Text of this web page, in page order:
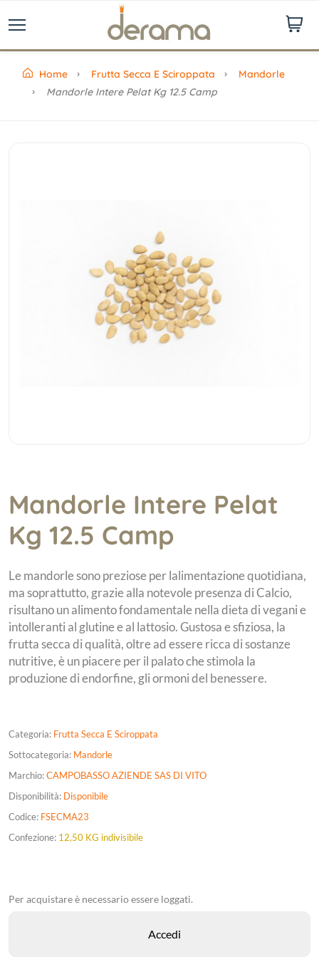
Home Frutta Secca E Sciroppata
Mandorle
Mandorle Intere Pelat Kg 12.5 Camp
Mandorle Intere Pelat
Kg 12.5 Camp
Le mandorle sono preziose per lalimentazione quotidiana,
ma soprattutto, grazie alla notevole presenza di Calcio,
risultano un alimento fondamentale nella dieta di vegani e
intolleranti al glutine e al lattosio. Gustosa e sfiziosa, la
frutta secca di qualità, oltre ad essere ricca di sostanze
nutritive, è un piacere per il palato che stimola la
produzione di endorfine, gli ormoni del benessere.
Categoria: Frutta Secca E Sciroppata
Sottocategoria: Mandorle
Marchio:CAMPOBASSO AZIENDE SAS DI VITO
Disponibilità: Disponibile
Codice: FSECMA23
Confezione: 12,50 KG indivisibile
Per acquistare è necessario essere loggati.